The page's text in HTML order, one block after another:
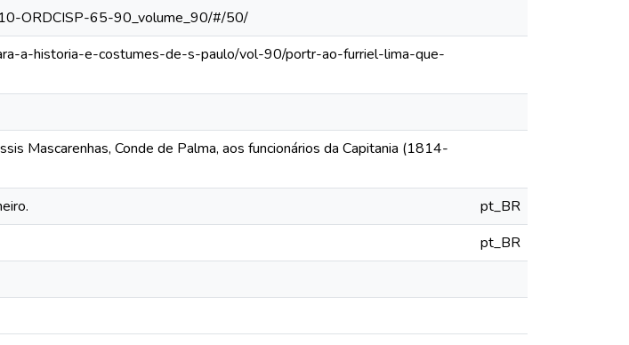
ORDCISP-65-90_volume_90/#/50/
a-historia-e-costumes-de-s-paulo/vol-90/portr-ao-furriel-lima-que-
Mascarenhas, Conde de Palma, aos funcionários da Capitania (1814-
pt_BR
pt_BR